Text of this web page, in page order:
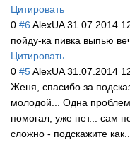
Цитировать
0 #6 AlexUA 31.07.2014
пойду-ка пивка выпью
Цитировать
0 #5AlexUA 31.07.2014
Женя, спасибо за
молодой... Одна
помогал, уже нет... сам
сложно - подскажите